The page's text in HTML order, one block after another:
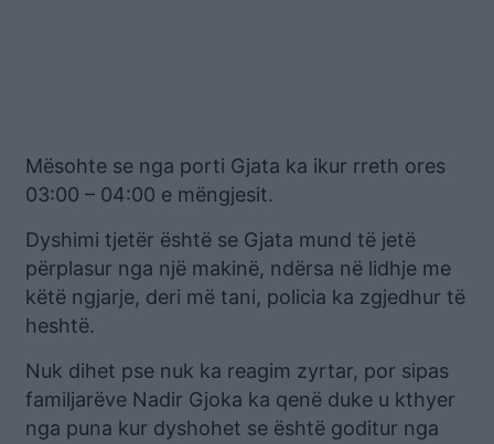
Mësohte se nga porti Gjata ka ikur rreth ores
03:00 – 04:00 e mëngjesit.
Dyshimi tjetër është se Gjata mund të jetë
përplasur nga një makinë, ndërsa në lidhje me
këtë ngjarje, deri më tani, policia ka zgjedhur të
heshtë.
Nuk dihet pse nuk ka reagim zyrtar, por sipas
familjarëve Nadir Gjoka ka qenë duke u kthyer
nga puna kur dyshohet se është goditur nga